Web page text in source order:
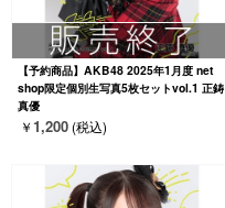
【予約商品】AKB48 2025年1月度 net
shop限定個別生写真5枚セットvol.1 正鋳
真優
￥ 1,200(税込)